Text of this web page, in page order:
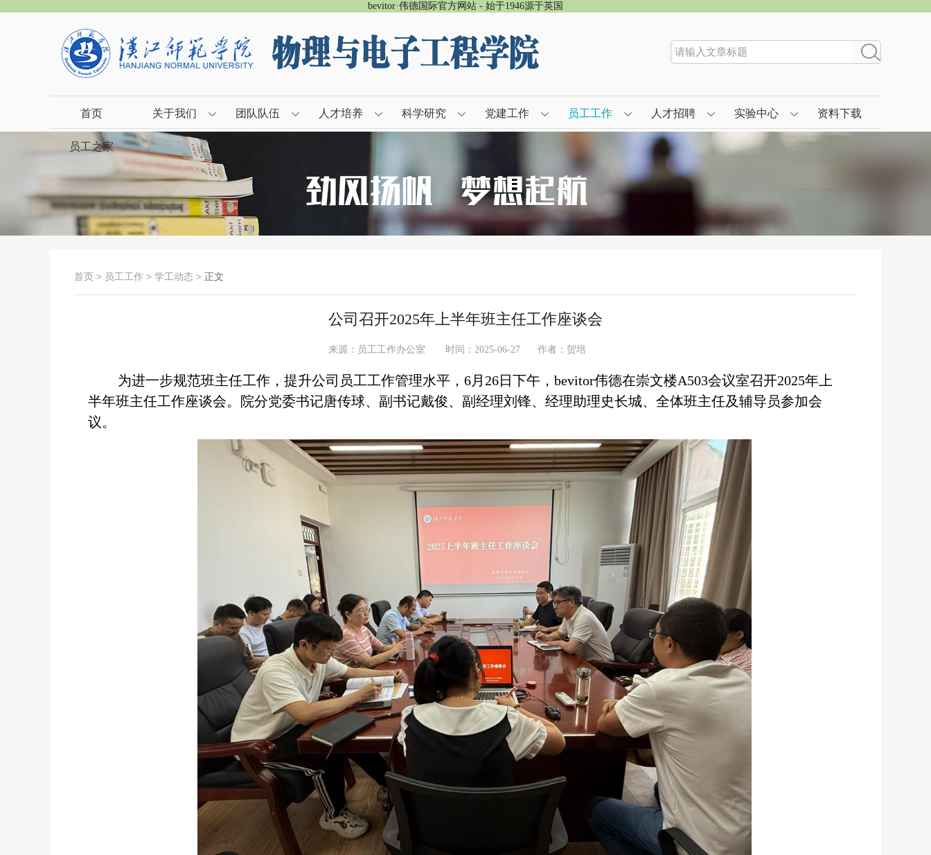
bevitor·伟德国际官方网站 - 始于1946源于英国
首页 关于我们 团队队伍 人才培养 科学研究 党建工作 员工工作 人才招聘 实验中心 资料下载
员工之家
首页 > 员工工作 > 学工动态 > 正文
公司召开2025年上半年班主任工作座谈会
来源：员工工作办公室 时间：2025-06-27 作者：贺培
为进一步规范班主任工作，提升公司员工工作管理水平，6月26日下午，bevitor伟德在崇文楼A503会议室召开2025年上
半年班主任工作座谈会。院分党委书记唐传球、副书记戴俊、副经理刘锋、经理助理史长城、全体班主任及辅导员参加会
议。